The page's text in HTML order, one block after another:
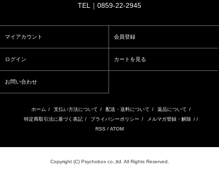
TEL｜0859-22-2945
マイアカウント 会員登録
ログイン カートを見る
お問い合わせ
ホーム / 支払い方法について / 配送・送料について / 返品について /
特定商取引法に基づく表記 / プライバシーポリシー / メルマガ登録・解除 / /
RSS / ATOM
Copyright (C) Psychobox co.,ltd. All Rights Reserved.